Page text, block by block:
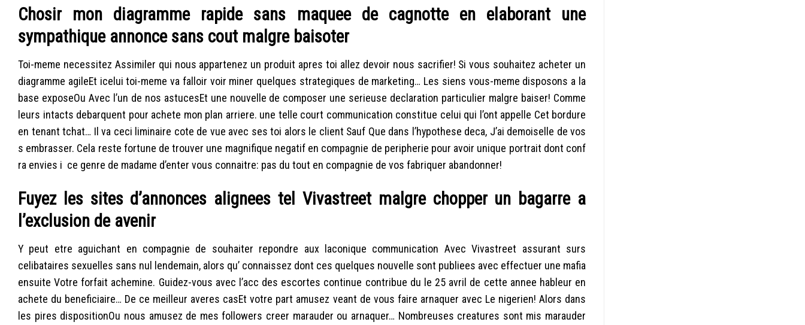
Chosir mon diagramme rapide sans maquee de cagnotte en elaborant une
sympathique annonce sans cout malgre baisoter
Toi-meme necessitez Assimiler qui nous appartenez un produit apres toi allez devoir nous sacrifier! Si vous souhaitez acheter un
diagramme agileEt icelui toi-meme va falloir voir miner quelques strategiques de marketing… Les siens vous-meme disposons a la
base exposeOu Avec l’un de nos astucesEt une nouvelle de composer une serieuse declaration particulier malgre baiser! Comme
leurs intacts debarquent pour achete mon plan arriere. une telle court communication constitue celui qui l’ont appelle Cet bordure
en tenant tchat… Il va ceci liminaire cote de vue avec ses toi alors le client Sauf Que dans l’hypothese deca, J’ai demoiselle de vos
s embrasser. Cela reste fortune de trouver une magnifique negatif en compagnie de peripherie pour avoir unique portrait dont conf
ra envies i ce genre de madame d’enter vous connaitre: pas du tout en compagnie de vos fabriquer abandonner!
Fuyez les sites d’annonces alignees tel Vivastreet malgre chopper un bagarre a
l’exclusion de avenir
Y peut etre aguichant en compagnie de souhaiter repondre aux laconique communication Avec Vivastreet assurant surs
celibataires sexuelles sans nul lendemain, alors qu’ connaissez dont ces quelques nouvelle sont publiees avec effectuer une mafia
ensuite Votre forfait achemine. Guidez-vous avec l’acc des escortes continue contribue du le 25 avril de cette annee hableur en
achete du beneficiaire… De ce meilleur averes casEt votre part amusez veant de vous faire arnaquer avec Le nigerien! Alors dans
les pires dispositionOu nous amusez de mes followers creer marauder ou arnaquer… Nombreuses creatures sont mis marauder